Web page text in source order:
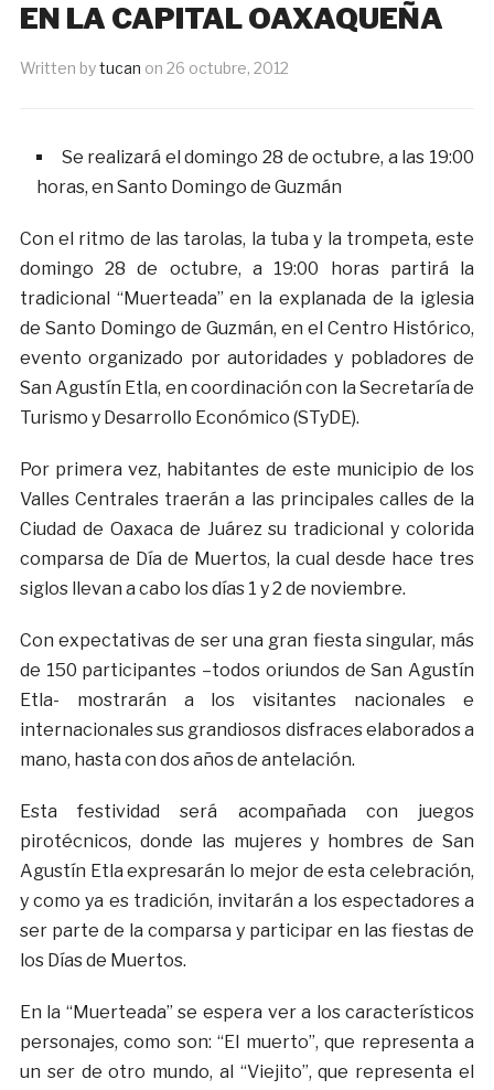
EN LA CAPITAL OAXAQUEÑA
Written bytucan on 26 octubre, 2012
Se realizará el domingo 28 de octubre, a las 19:00
horas, en Santo Domingo de Guzmán
Con el ritmo de las tarolas, la tuba y la trompeta, este
domingo 28 de octubre, a 19:00 horas partirá la
tradicional “Muerteada” en la explanada de la iglesia
de Santo Domingo de Guzmán, en el Centro Histórico,
evento organizado por autoridades y pobladores de
San Agustín Etla, en coordinación con la Secretaría de
Turismo y Desarrollo Económico (STyDE).
Por primera vez, habitantes de este municipio de los
Valles Centrales traerán a las principales calles de la
Ciudad de Oaxaca de Juárez su tradicional y colorida
comparsa de Día de Muertos, la cual desde hace tres
siglos llevan a cabo los días 1 y 2 de noviembre.
Con expectativas de ser una gran fiesta singular, más
de 150 participantes –todos oriundos de San Agustín
Etla- mostrarán a los visitantes nacionales e
internacionales sus grandiosos disfraces elaborados a
mano, hasta con dos años de antelación.
Esta festividad será acompañada con juegos
pirotécnicos, donde las mujeres y hombres de San
Agustín Etla expresarán lo mejor de esta celebración,
y como ya es tradición, invitarán a los espectadores a
ser parte de la comparsa y participar en las fiestas de
los Días de Muertos.
En la “Muerteada” se espera ver a los característicos
personajes, como son: “El muerto”, que representa a
un ser de otro mundo, al “Viejito”, que representa el